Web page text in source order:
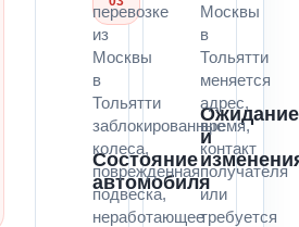
Состояние
автомобиля
перевозке
из
Москвы
в
Тольятти
заблокированные
колеса,
поврежденная
подвеска,
неработающее
Ожидание
и
Москвы
в
Тольятти
меняется
адрес,
время,
контакт
получателя
или
требуется